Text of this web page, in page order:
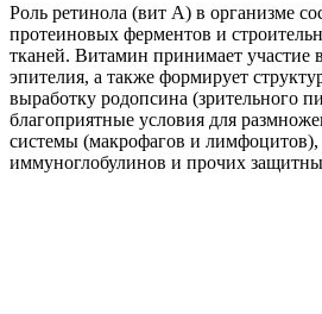
Роль ретинола (вит A) в организме
протеиновых ферментов и
тканей. Витамин принимает участие
эпителия, а также формирует
выработку родопсина (зрительного
благоприятные условия для
системы (макрофагов и
иммуноглобулинов и прочих